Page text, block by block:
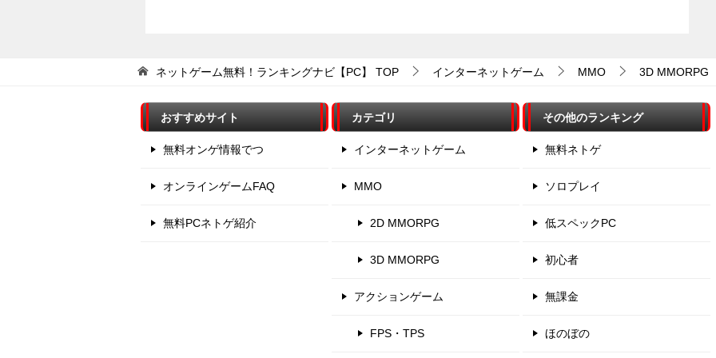
ネットゲーム無料！ランキングナビ【PC】 TOP インターネットゲーム MMO 3D MMORPG
おすすめサイト
無料オンゲ情報でつ
オンラインゲームFAQ
無料PCネトゲ紹介
カテゴリ
インターネットゲーム
MMO
2D MMORPG
3D MMORPG
アクションゲーム
FPS・TPS
その他のランキング
無料ネトゲ
ソロプレイ
低スペックPC
初心者
無課金
ほのぼの